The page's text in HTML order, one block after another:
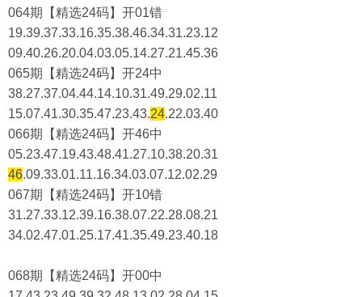
064期【精选24码】开01错
19.39.37.33.16.35.38.46.34.31.23.12
09.40.26.20.04.03.05.14.27.21.45.36
065期【精选24码】开24中
38.27.37.04.44.14.10.31.49.29.02.11
15.07.41.30.35.47.23.43.24.22.03.40
066期【精选24码】开46中
05.23.47.19.43.48.41.27.10.38.20.31
46.09.33.01.11.16.34.03.07.12.02.29
067期【精选24码】开10错
31.27.33.12.39.16.38.07.22.28.08.21
34.02.47.01.25.17.41.35.49.23.40.18
068期【精选24码】开00中